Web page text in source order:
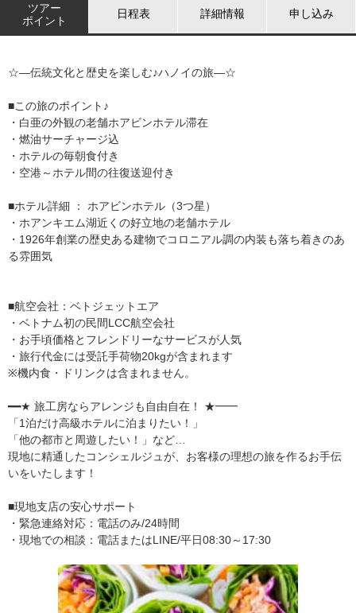
ツアー
ポイント
日程表 詳細情報 申し込み
☆―伝統文化と歴史を楽しむ♪ハノイの旅―☆
■この旅のポイント♪
・白亜の外観の老舗ホアビンホテル滞在
・燃油サーチャージ込
・ホテルの毎朝食付き
・空港～ホテル間の往復送迎付き
■ホテル詳細 ： ホアビンホテル（3つ星）
・ホアンキエム湖近くの好立地の老舗ホテル
・1926年創業の歴史ある建物でコロニアル調の内装も落ち着きのあ
る雰囲気
■航空会社：ベトジェットエア
・ベトナム初の民間LCC航空会社
・お手頃価格とフレンドリーなサービスが人気
・旅行代金には受託手荷物20kgが含まれます
※機内食・ドリンクは含まれません。
━━★ 旅工房ならアレンジも自由自在！ ★━━
「1泊だけ高級ホテルに泊まりたい！」
「他の都市と周遊したい！」など…
現地に精通したコンシェルジュが、お客様の理想の旅を作るお手伝
いをいたします！
■現地支店の安心サポート
・緊急連絡対応：電話のみ/24時間
・現地での相談：電話またはLINE/平日08:30～17:30